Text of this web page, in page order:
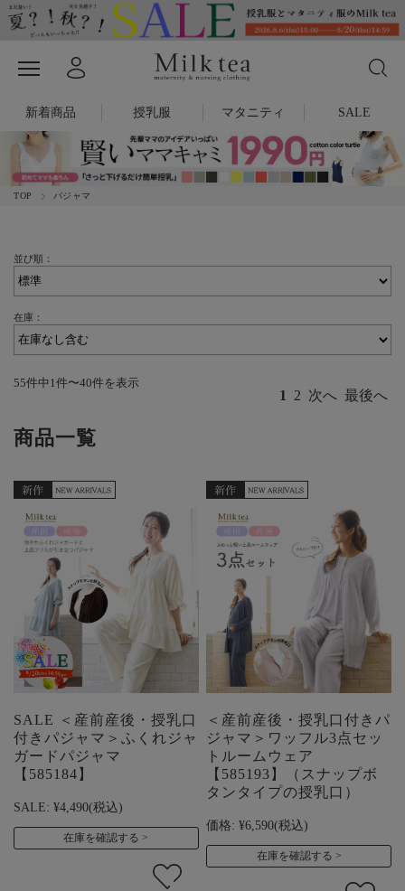
新着商品 授乳服 マタニティ SALE
TOP パジャマ
並び順：
在庫：
55件中1件〜40件を表示
1 2 次へ 最後へ
商品一覧
SALE ＜産前産後・授乳口
付きパジャマ＞ふくれジャ
ガードパジャマ
【585184】
SALE: ¥4,490(税込)
在庫を確認する
＜産前産後・授乳口付きパ
ジャマ＞ワッフル3点セッ
トルームウェア
【585193】（スナップボ
タンタイプの授乳口）
価格: ¥6,590(税込)
在庫を確認する